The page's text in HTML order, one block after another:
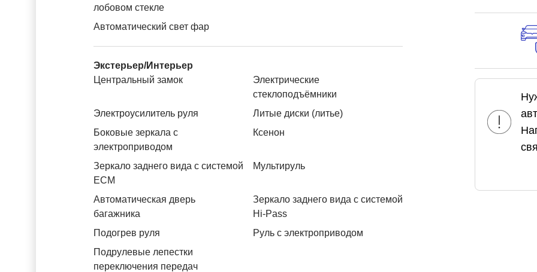
лобовом стекле
Автоматический свет фар
Экстерьер/Интерьер
Центральный замок
Электрические
стеклоподъёмники
Электроусилитель руля
Литые диски (литье)
Боковые зеркала с
электроприводом
Ксенон
Зеркало заднего вида с системой
ЕСМ
Мультируль
Автоматическая дверь
багажника
Зеркало заднего вида с системой
Hi-Pass
Подогрев руля
Руль с электроприводом
Подрулевые лепестки
переключения передач